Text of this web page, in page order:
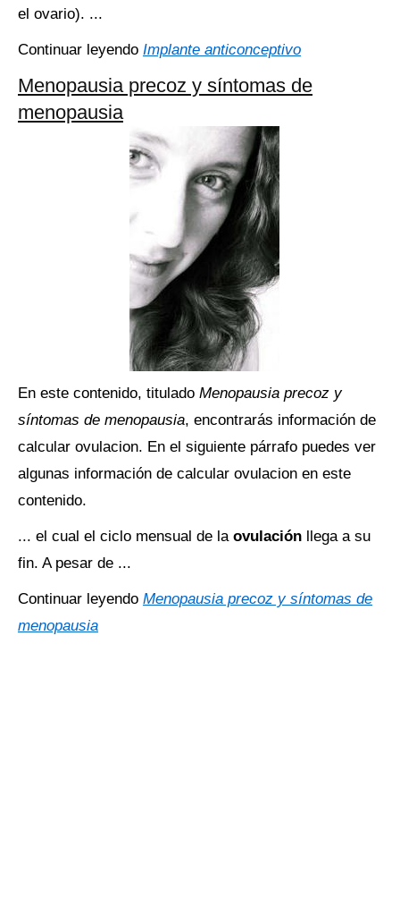
el ovario). ...
Continuar leyendo Implante anticonceptivo
Menopausia precoz y síntomas de
menopausia
En este contenido, titulado Menopausia precoz y
síntomas de menopausia, encontrarás información de
calcular ovulacion. En el siguiente párrafo puedes ver
algunas información de calcular ovulacion en este
contenido.
... el cual el ciclo mensual de la ovulación llega a su
fin. A pesar de ...
Continuar leyendo Menopausia precoz y síntomas de
menopausia